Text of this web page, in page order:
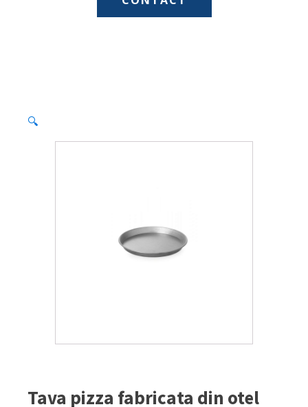
🔍
Tava pizza fabricata din otel